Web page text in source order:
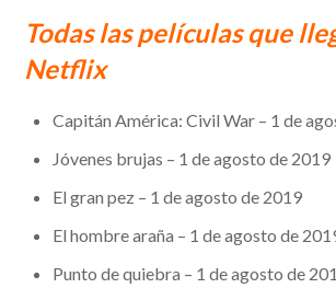
Todas las películas que
Netflix
Capitán América: Civil War – 1 de
Jóvenes brujas – 1 de agosto de 2019
El gran pez – 1 de agosto de 2019
El hombre araña – 1 de agosto de
Punto de quiebra – 1 de agosto de